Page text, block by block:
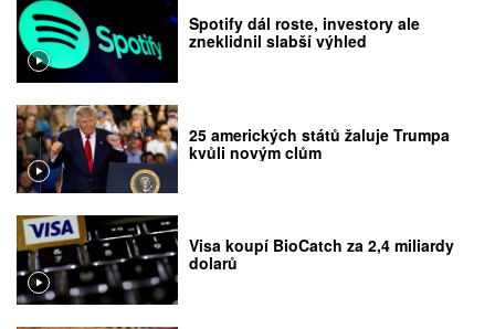
Spotify dál roste, investory ale
zneklidnil slabší výhled
25 amerických států žaluje Trumpa
kvůli novým clům
Visa koupí BioCatch za 2,4 miliardy
dolarů